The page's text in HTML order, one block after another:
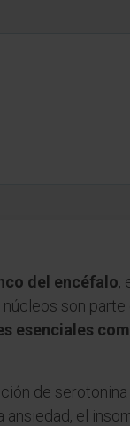
del encéfalo,
son
esenciales
de
el